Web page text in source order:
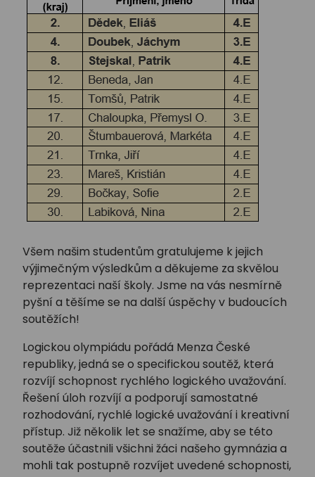
Všem našim studentům gratulujeme k jejich
výjimečným výsledkům a děkujeme za skvělou
reprezentaci naší školy. Jsme na vás nesmírně
pyšní a těšíme se na další úspěchy v budoucích
soutěžích!
Logickou olympiádu pořádá Menza České
republiky, jedná se o specifickou soutěž, která
rozvíjí schopnost rychlého logického uvažování.
Řešení úloh rozvíjí a podporují samostatné
rozhodování, rychlé logické uvažování i kreativní
přístup. Již několik let se snažíme, aby se této
soutěže účastnili všichni žáci našeho gymnázia a
mohli tak postupně rozvíjet uvedené schopnosti,